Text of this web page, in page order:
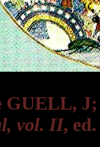
GUELL,
vol. II,